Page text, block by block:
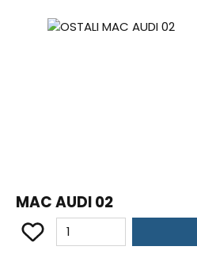
MAC AUDI 02